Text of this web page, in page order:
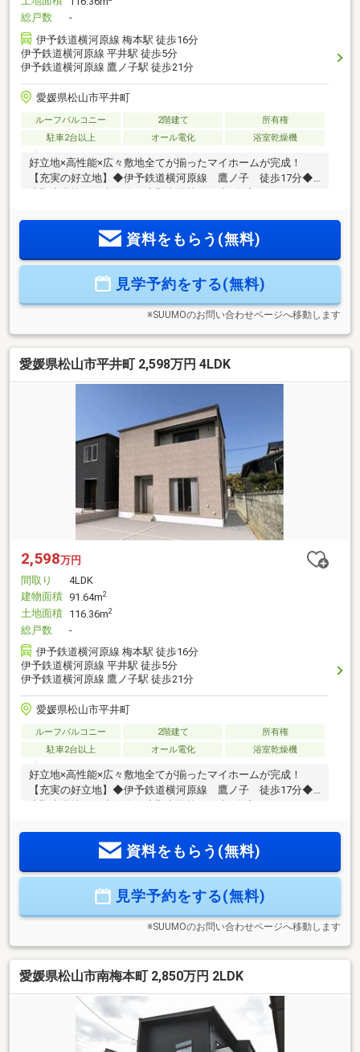
総戸数
-
伊予鉄道横河原線 梅本駅 徒歩16分
伊予鉄道横河原線 平井駅 徒歩5分
伊予鉄道横河原線 鷹ノ子駅 徒歩21分
愛媛県松山市平井町
ルーフバルコニー 2階建て
所有権
駐車2台以上
オール電化 浴室乾燥機
好立地×高性能×広々敷地全てが揃ったマイホームが完成！
【充実の好立地】◆伊予鉄道横河原線 鷹ノ子 徒歩17分◆
小野小学校まで歩11分、小野中学校まで歩8分◆スーパー、ド
マイホーム】◆ZEH水準住宅◆住宅性能評価取得物件！◆省
エネ適合住宅！ロ―ン減税取得可◆車3台以上駐車可◆収納豊
以上、浴室暖房◆トイレ2ヶ所、温水洗浄便座◆食器洗浄乾燥
機付き◆シューズインクローゼット◆ウォークインクローゼ
資料をもらう(無料)
見学予約をする(無料)
※SUUMOのお問い合わせページへ移動します
愛媛県松山市平井町 2,598万円 4LDK
2,598万円
間取り
4LDK
建物面積 91.64m2
土地面積 116.36m2
総戸数
-
伊予鉄道横河原線 梅本駅 徒歩16分
伊予鉄道横河原線 平井駅 徒歩5分
伊予鉄道横河原線 鷹ノ子駅 徒歩21分
愛媛県松山市平井町
ルーフバルコニー 2階建て
所有権
駐車2台以上
オール電化 浴室乾燥機
好立地×高性能×広々敷地全てが揃ったマイホームが完成！
【充実の好立地】◆伊予鉄道横河原線 鷹ノ子 徒歩17分◆
マイホーム】◆ZEH水準住宅◆住宅性能評価取得物件！◆省
エネ適合住宅！ロ―ン減税取得可◆車3台以上駐車可◆収納豊
機付き◆シューズインクローゼット◆ウォークインクローゼ
ット◆全部屋収納有◆インナーバルコニー付本日ご案内可能
資料をもらう(無料)
見学予約をする(無料)
※SUUMOのお問い合わせページへ移動します
愛媛県松山市南梅本町 2,850万円 2LDK